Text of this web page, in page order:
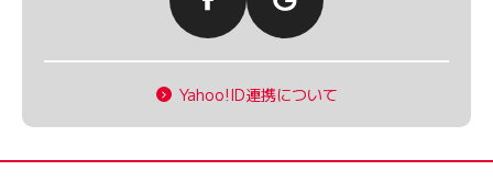
Yahoo!ID連携について